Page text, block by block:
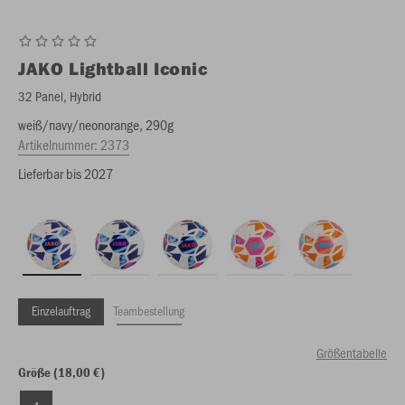
JAKO Lightball Iconic
32 Panel, Hybrid
weiß/navy/neonorange, 290g
Artikelnummer: 2373
Lieferbar bis 2027
Einzelauftrag Teambestellung
Größentabelle
Größe (18,00 €)